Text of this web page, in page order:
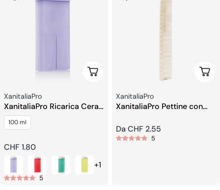
Scegli Le Opzioni
Venditore:
XanitaliaPro
XanitaliaPro Ricarica Cera
Roll on Gel Epil Extra
Sensitive
100 ml
Prezzo
regolare
CHF 1.80
+1
5
Venditore:
XanitaliaPro
XanitaliaPro Pettine con
Prezzo
regolare
Da CHF 2.55
5